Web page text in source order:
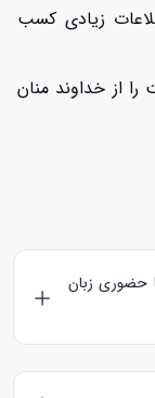
زیادی کسب
از خداوند منان
حضوری زبان
مدرس مورد